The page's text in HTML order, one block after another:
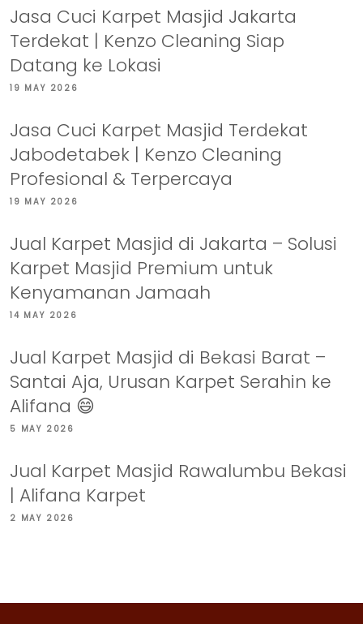
Jasa Cuci Karpet Masjid Jakarta
Terdekat | Kenzo Cleaning Siap
Datang ke Lokasi
19 MAY 2026
Jasa Cuci Karpet Masjid Terdekat
Jabodetabek | Kenzo Cleaning
Profesional & Terpercaya
19 MAY 2026
Jual Karpet Masjid di Jakarta – Solusi
Karpet Masjid Premium untuk
Kenyamanan Jamaah
14 MAY 2026
Jual Karpet Masjid di Bekasi Barat –
Santai Aja, Urusan Karpet Serahin ke
Alifana 😄
5 MAY 2026
Jual Karpet Masjid Rawalumbu Bekasi
| Alifana Karpet
2 MAY 2026